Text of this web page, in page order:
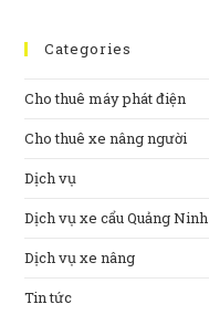
Categories
Cho thuê máy phát điện
Cho thuê xe nâng người
Dịch vụ
Dịch vụ xe cẩu Quảng Ninh
Dịch vụ xe nâng
Tin tức